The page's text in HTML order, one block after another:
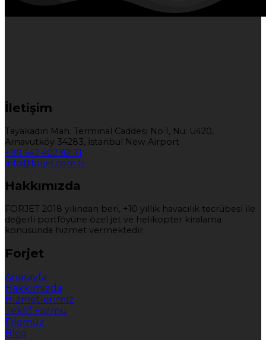
İletişim
Tayakadın Mah. Terminal Caddesi No:1, Nu: U420,
Arnavutköy 34283, İstanbul New Airport
+90 542 402 82 71
info@forjet.com.tr
Hakkımızda
FORJET 2018 yılından beri, +10 yıllık havacılık tecrübesi ile
değerli portföyüne özel jet ve helikopter kiralama
konusunda hizmet vermektedir.
Forjet
Anasayfa
Hakkımızda
Hizmetlerimiz
Teklif Formu
Filomuz
Blog